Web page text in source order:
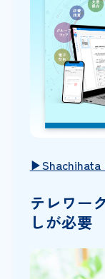
▶︎Shachihata
テレワー
しが必要